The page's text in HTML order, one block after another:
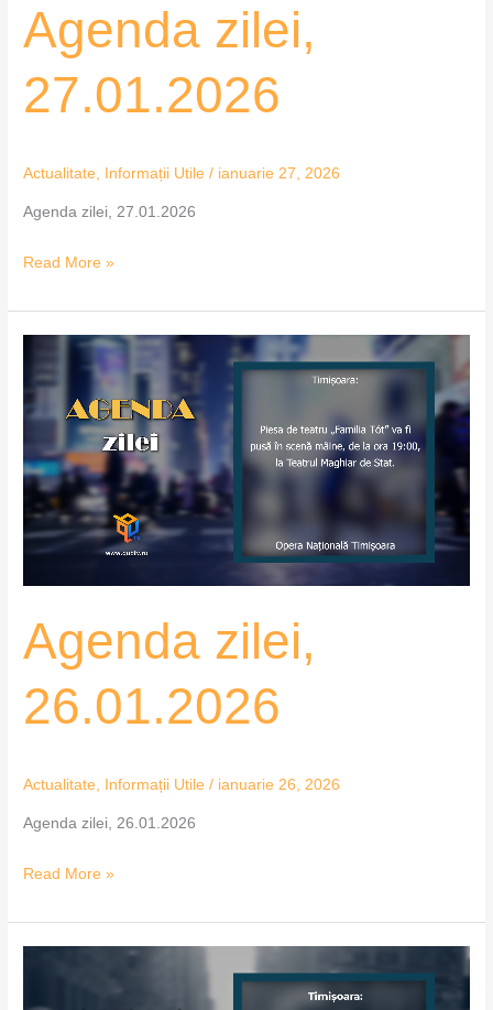
Agenda zilei,
27.01.2026
Actualitate Informații Utile / ianuarie 27, 2026
Agenda zilei, 27.01.2026
Read More »
Agenda zilei,
26.01.2026
Actualitate Informații Utile / ianuarie 26, 2026
Agenda zilei, 26.01.2026
zilei,
26.01.2026
Read More »